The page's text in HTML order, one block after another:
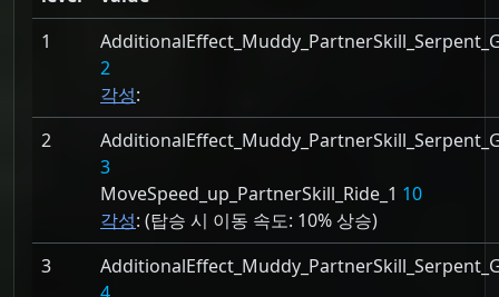
1
2
각성:
2
3
MoveSpeed_up_PartnerSkill_Ride_1 10
각성: (탑승 시 이동 속도: 10% 상승)
3